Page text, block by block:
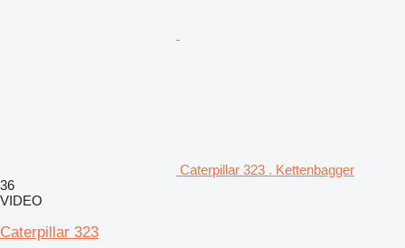
Caterpillar 323 . Kettenbagger
36
VIDEO
Caterpillar 323